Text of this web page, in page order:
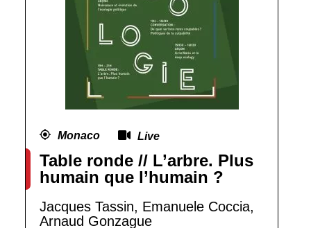
Monaco Live
Table ronde // L’arbre. Plus
humain que l’humain ?
Jacques Tassin, Emanuele Coccia,
Arnaud Gonzague